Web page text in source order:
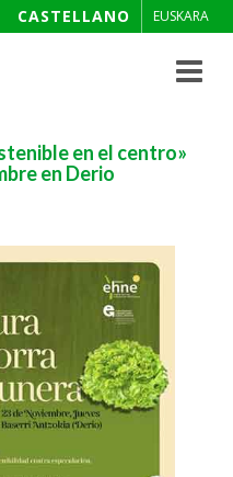
CASTELLANO EUSKARA
Toggle
en el centro»
en Derio